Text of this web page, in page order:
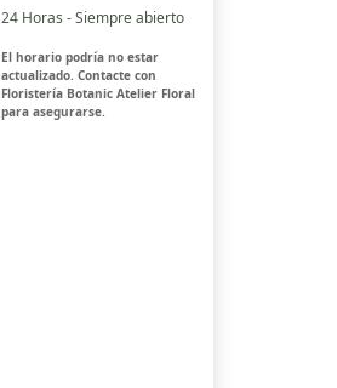
24 Horas - Siempre abierto
El horario podría no estar
actualizado. Contacte con
Floristería Botanic Atelier Floral
para asegurarse.